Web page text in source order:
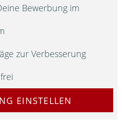
Bewerbung im
zur Verbesserung
EINSTELLEN